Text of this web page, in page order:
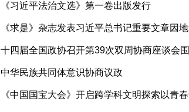
《习近平法治文选》第一卷出版发行
《求是》杂志发表习近平总书记重要文章因
十四届全国政协召开第39次双周协商座谈会
中华民族共同体意识协商议政
《中国国宝大会》开启跨学科文明探索以青